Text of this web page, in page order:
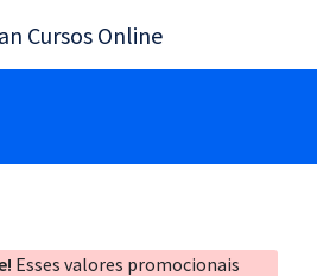
Esses valores promocionais